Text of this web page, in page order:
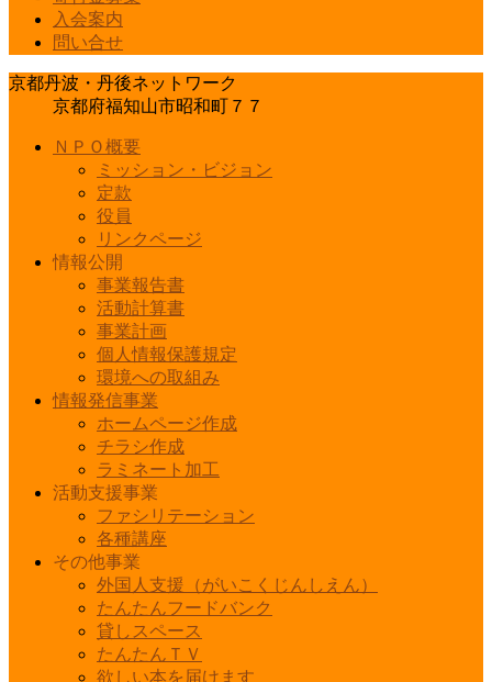
入会案内
問い合せ
京都丹波・丹後ネットワーク
京都府福知山市昭和町７７
ＮＰＯ概要
ミッション・ビジョン
定款
役員
リンクページ
情報公開
事業報告書
活動計算書
事業計画
個人情報保護規定
環境への取組み
情報発信事業
ホームページ作成
チラシ作成
ラミネート加工
活動支援事業
ファシリテーション
各種講座
その他事業
外国人支援（がいこくじんしえん）
たんたんフードバンク
貸しスペース
たんたんＴＶ
欲しい本を届けます